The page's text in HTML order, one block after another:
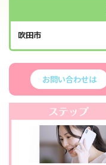
吹田市
お問い合わせは